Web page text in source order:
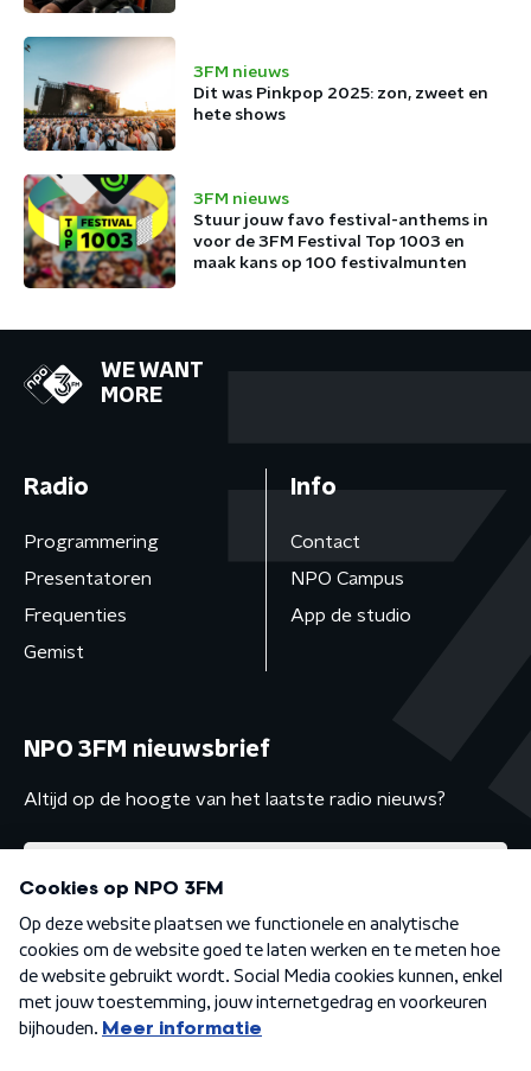
3FM nieuws
Dit was Pinkpop 2025: zon, zweet en
hete shows
3FM nieuws
Stuur jouw favo festival-anthems in
voor de 3FM Festival Top 1003 en
maak kans op 100 festivalmunten
WE WANT
MORE
Radio
Programmering
Presentatoren
Frequenties
Gemist
Info
Contact
NPO Campus
App de studio
NPO 3FM nieuwsbrief
Altijd op de hoogte van het laatste radio nieuws?
Algemene voorwaarden Privacybeleid